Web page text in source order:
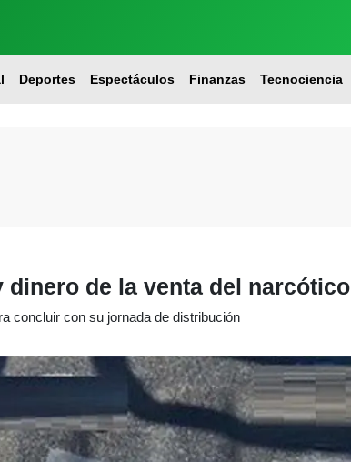
Deportes Espectáculos Finanzas Tecnociencia
dinero de la venta del narcótico
concluir con su jornada de distribución